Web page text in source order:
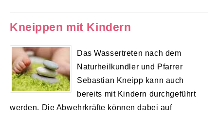
Kneippen mit Kindern
Das Wassertreten nach dem
Naturheilkundler und Pfarrer
Sebastian Kneipp kann auch
bereits mit Kindern durchgeführt
werden. Die Abwehrkräfte können dabei auf